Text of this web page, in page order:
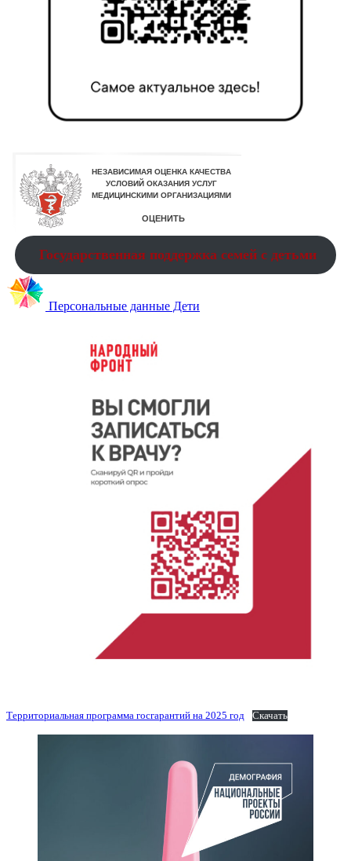
Государственная поддержка семей с детьми
Персональные данные Дети
Территориальная программа госгарантий на 2025 год Скачать